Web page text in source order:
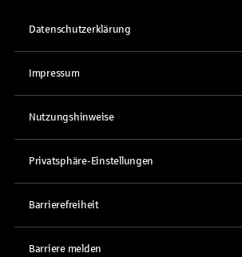
Datenschutzerklärung
Impressum
Nutzungshinweise
Privatsphäre-Einstellungen
Barrierefreiheit
Barriere melden